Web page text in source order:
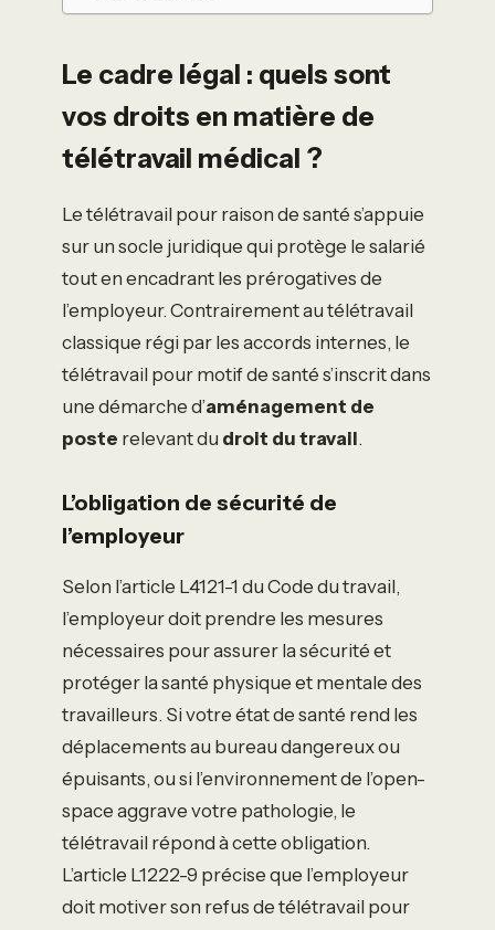
Le cadre légal : quels sont
vos droits en matière de
télétravail médical ?
Le télétravail pour raison de santé s’appuie
sur un socle juridique qui protège le salarié
tout en encadrant les prérogatives de
l’employeur. Contrairement au télétravail
classique régi par les accords internes, le
télétravail pour motif de santé s’inscrit dans
une démarche d’aménagement de
poste relevant du droit du travail.
L’obligation de sécurité de
l’employeur
Selon l’article L4121-1 du Code du travail,
l’employeur doit prendre les mesures
nécessaires pour assurer la sécurité et
protéger la santé physique et mentale des
travailleurs. Si votre état de santé rend les
déplacements au bureau dangereux ou
épuisants, ou si l’environnement de l’open-
space aggrave votre pathologie, le
télétravail répond à cette obligation.
L’article L1222-9 précise que l’employeur
doit motiver son refus de télétravail pour